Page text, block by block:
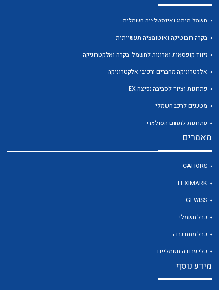
לכל מוצרי היצרן
לכל מוצרי היצרן
חשמל מיתוג ואינסטלציה חשמלית
בקרה רובוטיקה ואוטומציה תעשייתית
זיווד קופסאות וארונות לחשמל, בקרה ואלקטרוניקה
אלקטרוניקה מחברים ורכיבי אלקטרוניקה
פתרונות וציוד לסביבה נפיצה EX
מטענים לרכב חשמלי
פתרונות לתחום הסולארי
מאמרים
CAHORS
FLEXIMARK
GEWISS
כבל חשמלי
כבל מתח גבוה
כלי עבודה חשמליים
מידע נוסף